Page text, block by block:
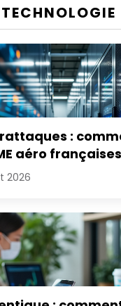
TECHNOLOGIE
:
aéro françaises
leur défense
2026